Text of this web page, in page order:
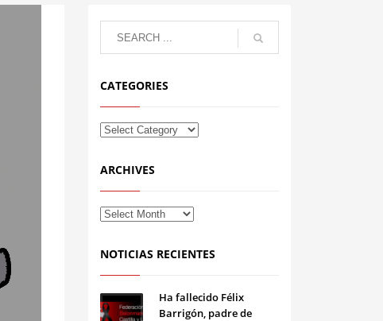
CATEGORIES
ARCHIVES
NOTICIAS RECIENTES
Ha fallecido Félix
Barrigón, padre de